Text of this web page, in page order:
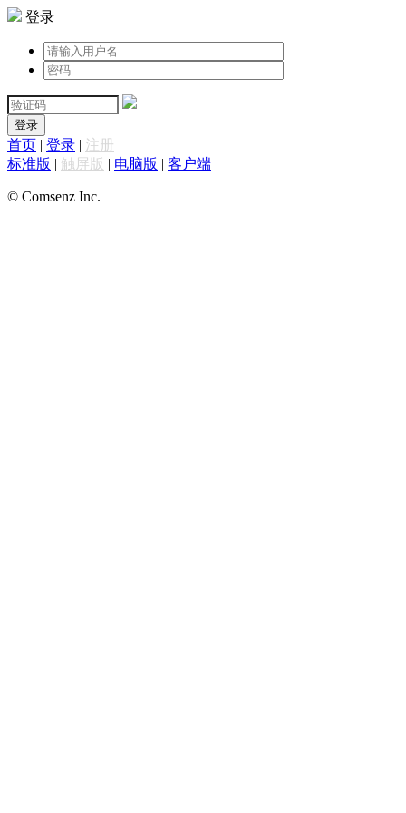
登录
登录
首页 | 登录 | 注册
标准版 | 触屏版 | 电脑版 | 客户端
© Comsenz Inc.